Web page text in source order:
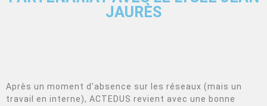
JAURÈS
Après un moment d’absence sur les réseaux (mais un
travail en interne), ACTEDUS revient avec une bonne